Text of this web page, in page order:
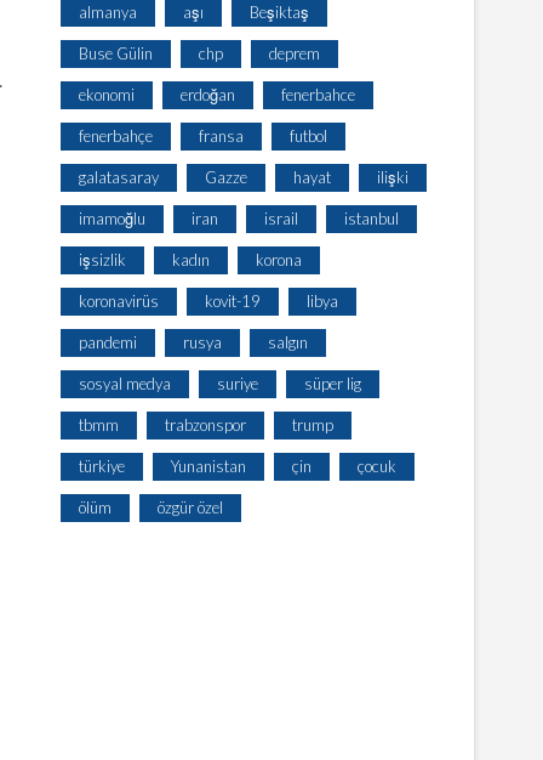
almanya aşı Beşiktaş
Buse Gülin chp deprem
ekonomi erdoğan fenerbahce
fenerbahçe fransa futbol
galatasaray Gazze hayat ilişki
imamoğlu iran israil istanbul
işsizlik kadın korona
koronavirüs kovit-19 libya
pandemi rusya salgın
sosyal medya suriye süper lig
tbmm trabzonspor trump
türkiye Yunanistan çin çocuk
ölüm özgür özel